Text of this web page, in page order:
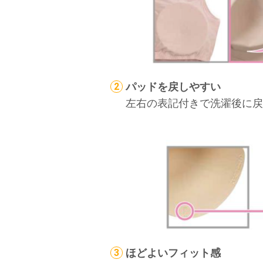
パッドを戻しやすい
左右の表記付きで洗濯後に
ほどよいフィット感